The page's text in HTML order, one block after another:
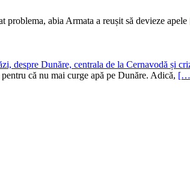
problema, abia Armata a reușit să devieze apele
despre Dunăre, centrala de la Cernavodă și
că nu mai curge apă pe Dunăre. Adică,